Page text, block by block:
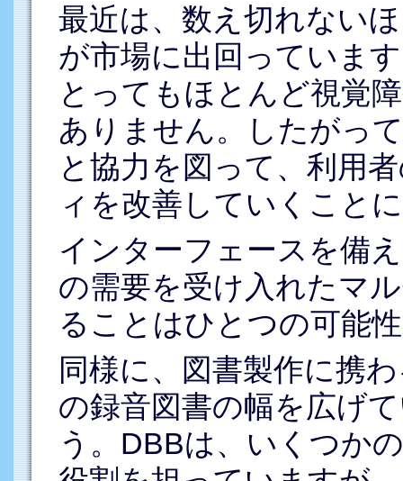
最近は、数え切れない
が市場に出回っていま
とってもほとんど視覚
ありません。したがっ
と協力を図って、利用
ィを改善していくこと
インターフェースを備
の需要を受け入れたマ
ることはひとつの可能
同様に、図書製作に携
の録音図書の幅を広げ
う。DBBは、いくつか